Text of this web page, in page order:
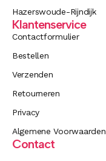
Hazerswoude-Rijndijk
Klantenservice
Contactformulier
Bestellen
Verzenden
Retourneren
Privacy
Algemene Voorwaarden
Contact